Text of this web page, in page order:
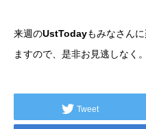
来週のUstTodayもみなさん
ますので、是非お見逃しなく。
Tweet